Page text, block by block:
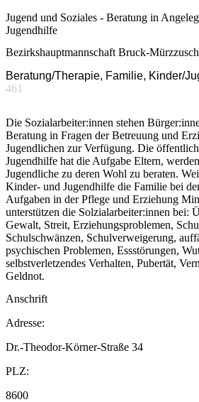
Jugend und Soziales - Beratung in
Jugendhilfe
Bezirkshauptmannschaft Bruck-
Beratung/Therapie, Familie, Kinder/
461
Die Sozialarbeiter:innen stehen
Beratung in Fragen der Betreuung und
Jugendlichen zur Verfügung. Die
Jugendhilfe hat die Aufgabe Eltern,
Jugendliche zu deren Wohl zu beraten.
Kinder- und Jugendhilfe die Familie bei
Aufgaben in der Pflege und Erziehung
unterstützen die Solzialarbeiter:innen bei:
Gewalt, Streit, Erziehungsproblemen,
Schulschwänzen, Schulverweigerung,
psychischen Problemen, Essstörungen,
selbstverletzendes Verhalten, Pubertät,
Geldnot.
Anschrift
Adresse:
Dr.-Theodor-Körner-Straße 34
PLZ:
8600